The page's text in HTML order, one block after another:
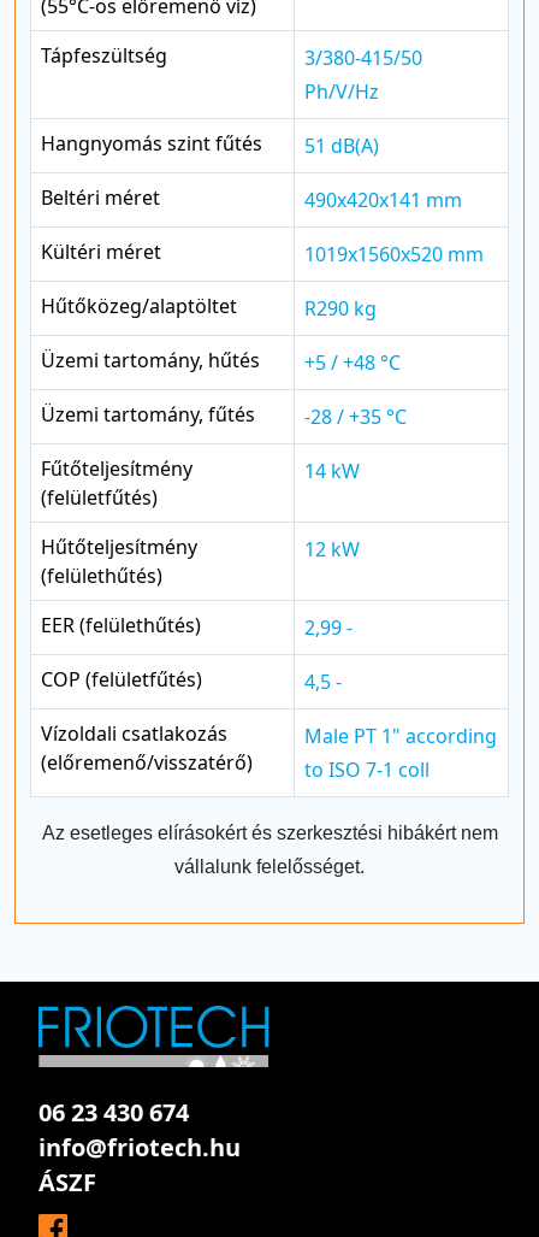
(55°C-os előremenő víz)
Tápfeszültség
3/380-415/50
Ph/V/Hz
Hangnyomás szint fűtés
51 dB(A)
Beltéri méret
490x420x141 mm
Kültéri méret
1019x1560x520 mm
Hűtőközeg/alaptöltet
R290 kg
Üzemi tartomány, hűtés
+5 / +48 °C
Üzemi tartomány, fűtés
-28 / +35 °C
Fűtőteljesítmény
(felületfűtés)
14 kW
Hűtőteljesítmény
(felülethűtés)
12 kW
EER (felülethűtés)
2,99 -
COP (felületfűtés)
4,5 -
Vízoldali csatlakozás
(előremenő/visszatérő)
Male PT 1" according
to ISO 7-1 coll
Az esetleges elírásokért és szerkesztési hibákért nem
vállalunk felelősséget.
06 23 430 674
info@friotech.hu
ÁSZF